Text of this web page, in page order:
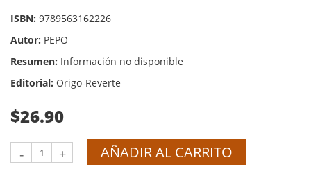
ISBN: 9789563162226
Autor: PEPO
Resumen: Información no disponible
Editorial: Origo-Reverte
$26.90
- + AÑADIR AL CARRITO